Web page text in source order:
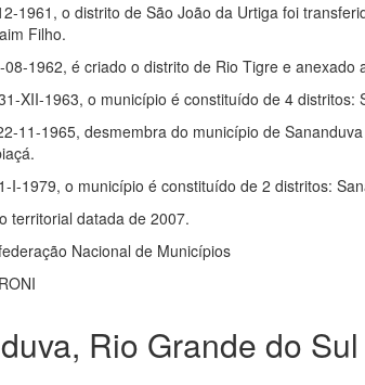
1961, o distrito de São João da Urtiga foi
Filho.
08-1962, é criado o distrito de Rio Tigre e anexado
XII-1963, o município é constituído de 4 distritos:
11-1965, desmembra do município de
I-1979, o município é constituído de 2 distritos:
territorial datada de 2007.
Nacional de Municípios
Rio Grande do Sul